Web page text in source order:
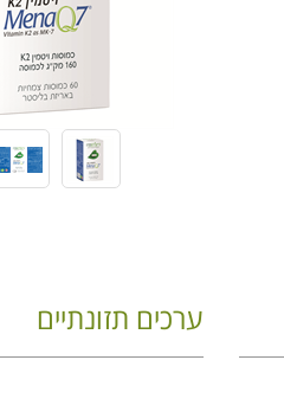
ערכים תזונתיים